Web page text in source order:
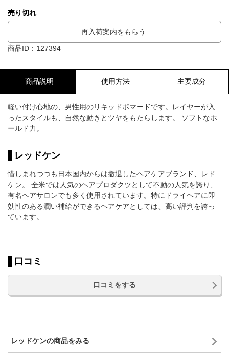
売り切れ
再入荷案内をもらう
商品ID：127394
商品説明 使用方法 主要成分
軽い付け心地の、男性用のリキッドポマードです。レイヤーが入
ったスタイルも、自然な動きとツヤをもたらします。 ソフトなホ
ールド力。
レッドケン
惜しまれつつも日本国内からは撤退したヘアケアブランド、レド
ケン。 全米では人気のヘアプロダクツとして不動の人気を誇り、
有名ヘアサロンでも多く使用されています。特にドライヘアに即
効性のある潤い補給ができるヘアケアとしては、高い評判を誇っ
ています。
口コミ
口コミをする
レッドケンの商品をみる